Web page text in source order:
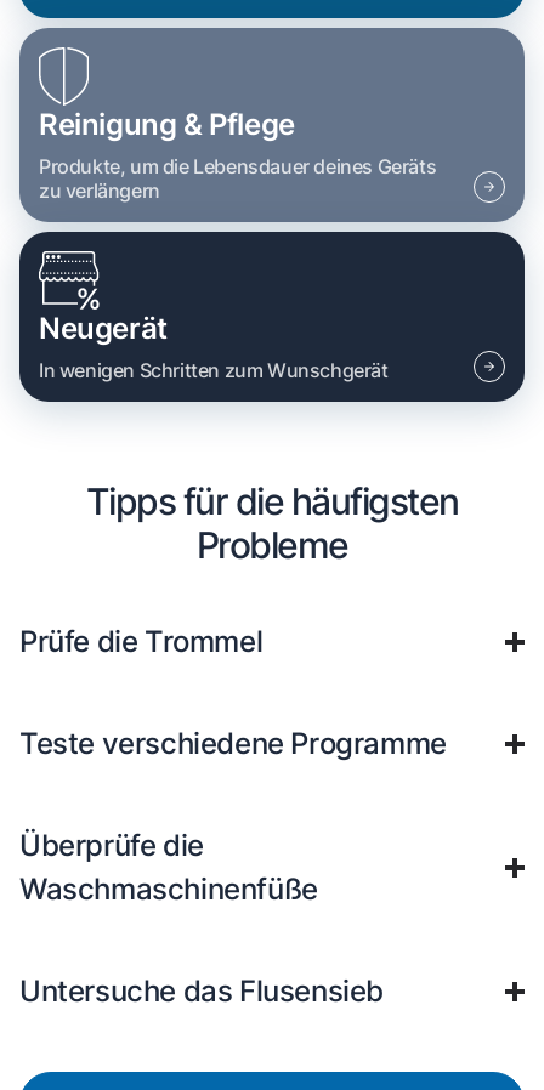
Reinigung & Pflege
Produkte, um die Lebensdauer deines Geräts
zu verlängern
Neugerät
In wenigen Schritten zum Wunschgerät
Tipps für die häufigsten
Probleme
Prüfe die Trommel
Teste verschiedene Programme
Überprüfe die
Waschmaschinenfüße
Untersuche das Flusensieb